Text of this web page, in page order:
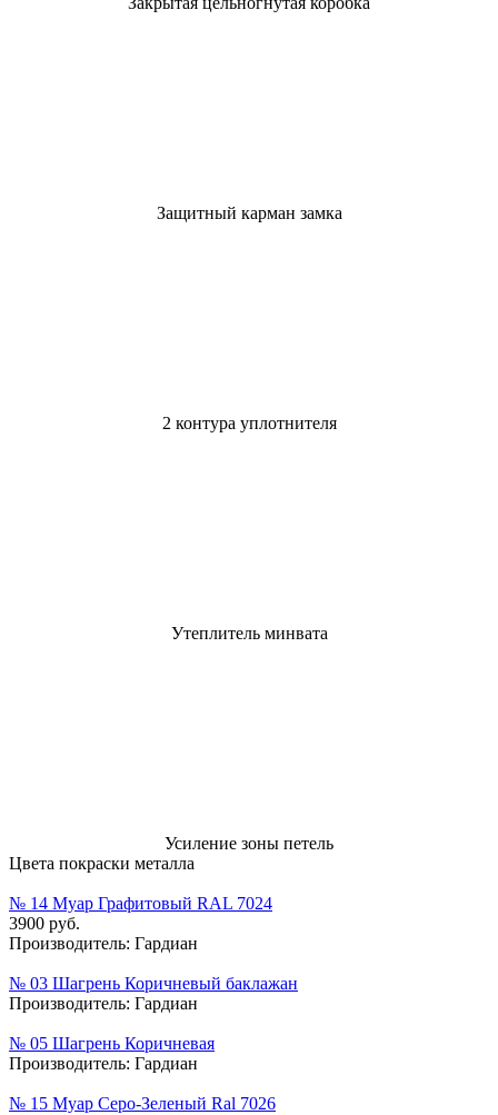
Защитный карман замка
2 контура уплотнителя
Утеплитель минвата
Усиление зоны петель
Цвета покраски металла
№ 14 Муар Графитовый RAL 7024
3900 руб.
Производитель: Гардиан
№ 03 Шагрень Коричневый баклажан
Производитель: Гардиан
№ 05 Шагрень Коричневая
Производитель: Гардиан
№ 15 Муар Серо-Зеленый Ral 7026